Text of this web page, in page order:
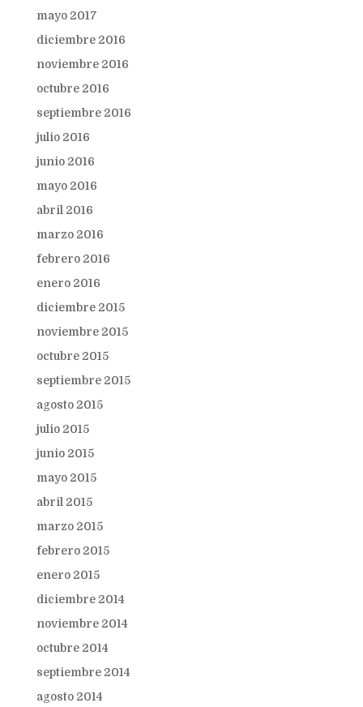
mayo 2017
diciembre 2016
noviembre 2016
octubre 2016
septiembre 2016
julio 2016
junio 2016
mayo 2016
abril 2016
marzo 2016
febrero 2016
enero 2016
diciembre 2015
noviembre 2015
octubre 2015
septiembre 2015
agosto 2015
julio 2015
junio 2015
mayo 2015
abril 2015
marzo 2015
febrero 2015
enero 2015
diciembre 2014
noviembre 2014
octubre 2014
septiembre 2014
agosto 2014